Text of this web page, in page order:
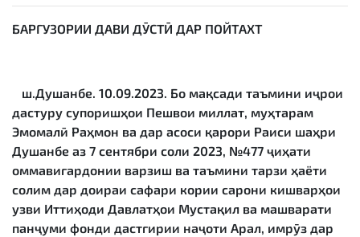
БАРГУЗОРИИ ДАВИ ДӮСТӢ ДАР ПОЙТАХТ
ш.Душанбе. 10.09.2023. Бо мақсади таъмини иҷрои
дастуру супоришҳои Пешвои миллат, муҳтарам
Эмомалӣ Раҳмон ва дар асоси қарори Раиси шаҳри
Душанбе аз 7 сентябри соли 2023, №477 ҷиҳати
оммавигардонии варзиш ва таъмини тарзи ҳаёти
солим дар доираи сафари кории сарони кишварҳои
узви Иттиҳоди Давлатҳои Мустақил ва машварати
панҷуми фонди дастгирии наҷоти Арал, имрӯз дар